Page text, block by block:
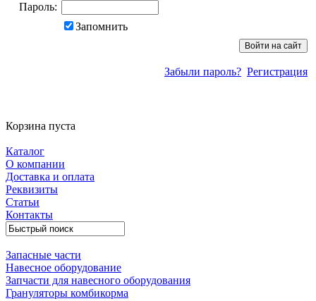
Пароль:
Запомнить
Забыли пароль? Регистрация
Корзина пуста
Каталог
О компании
Доставка и оплата
Реквизиты
Статьи
Контакты
Запасные части
Навесное оборудование
Запчасти для навесного оборудования
Грануляторы комбикорма